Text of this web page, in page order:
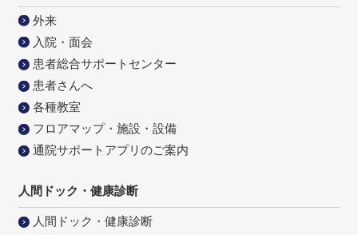
外来
入院・面会
患者総合サポートセンター
患者さんへ
各種教室
フロアマップ・施設・設備
通院サポートアプリのご案内
人間ドック・健康診断
人間ドック・健康診断